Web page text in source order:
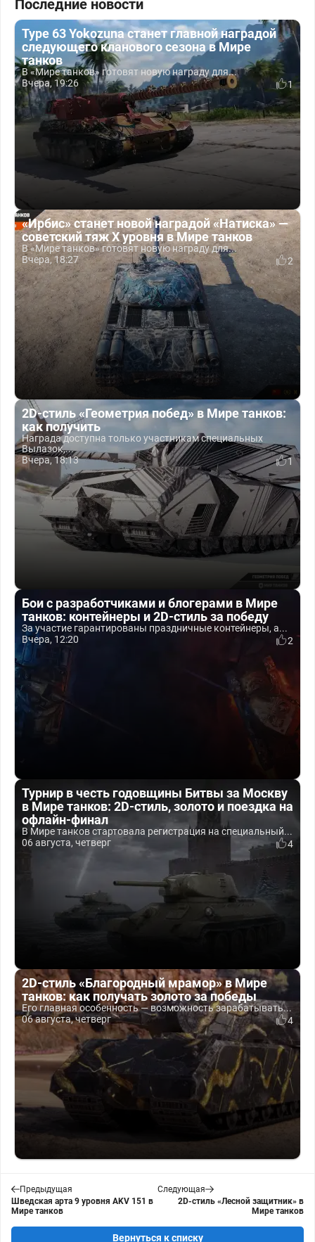
Последние новости
Type 63 Yokozuna станет главной наградой
следующего кланового сезона в Мире
танков
В «Мире танков» готовят новую награду для...
Вчера, 19:26
1
«Ирбис» станет новой наградой «Натиска» —
советский тяж X уровня в Мире танков
В «Мире танков» готовят новую награду для...
Вчера, 18:27
2
2D-стиль «Геометрия побед» в Мире танков:
как получить
Награда доступна только участникам специальных
Вылазок,...
Вчера, 18:13
1
Бои с разработчиками и блогерами в Мире
танков: контейнеры и 2D-стиль за победу
За участие гарантированы праздничные контейнеры, а...
Вчера, 12:20
2
Турнир в честь годовщины Битвы за Москву
в Мире танков: 2D-стиль, золото и поездка на
офлайн-финал
В Мире танков стартовала регистрация на специальный...
06 августа, четверг
4
2D-стиль «Благородный мрамор» в Мире
танков: как получать золото за победы
Его главная особенность — возможность зарабатывать...
06 августа, четверг
4
Предыдущая
Шведская арта 9 уровня AKV 151 в
Мире танков
Следующая
2D-стиль «Лесной защитник» в
Мире танков
Вернуться к списку